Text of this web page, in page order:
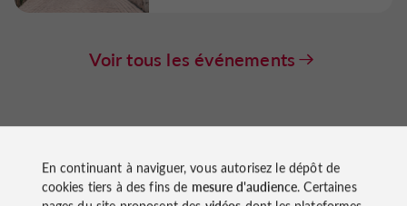
Voir tous les événements
En continuant à naviguer, vous autorisez le dépôt de
cookies tiers à des fins de mesure d'audience. Certaines